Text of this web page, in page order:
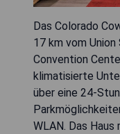
Das Colorado
17 km vom
Convention
klimatisierte
über eine 24-
WLAN. Das